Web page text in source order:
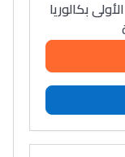
Ki Derti Liha
بكالوريا